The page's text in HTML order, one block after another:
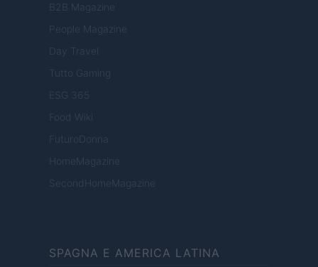
B2B Magazine
People Magazine
Day Travel
Tutto Gaming
ESG 365
Food Wiki
FuturoDonna
HomeMagazine
SecondHomeMagazine
SPAGNA E AMERICA LATINA